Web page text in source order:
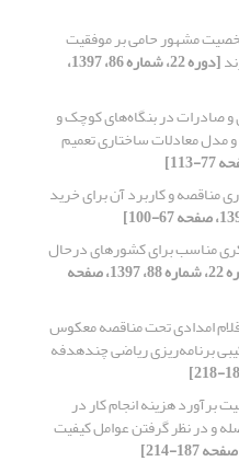
مشهور حامی بر موفقیت
[دوره 22، شماره 86، 1397،
و صادرات در بنگاه‌های کوچک و
مدل معادلات ساختاری تعمیم
مناقصه و کاربرد آن برای خرید
مناسب برای کشورهای درحال
[دوره 22، شماره 88، 1397، صفحه
امدادی تحت مناقصه معکوس
برنامه‌ریزی ریاضی چندهدفه
برآورد هزینه انجام کار در
و در نظر گرفتن عوامل کیفیت